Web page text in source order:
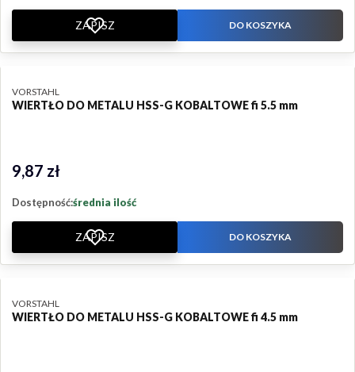
ZAPISZ DO KOSZYKA
WIERTŁO DO METALU HSS-G KOBALTOWE fi 5.5 mm
PRODUCENT
VORSTAHL
Cena
9,87 zł
Dostępność:średnia ilość
ZAPISZ DO KOSZYKA
WIERTŁO DO METALU HSS-G KOBALTOWE fi 4.5 mm
PRODUCENT
VORSTAHL